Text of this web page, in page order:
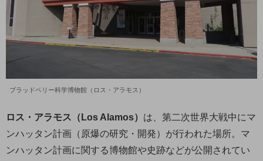
ブラッドベリー科学博物館（ロス・アラモス）
ロス・アラモス（Los Alamos） は、第二次世界大戦中にマ
ンハッタン計画（原爆の研究・開発）が行われた場所。マ
ンハッタン計画に関する博物館や史跡などが公開されてい